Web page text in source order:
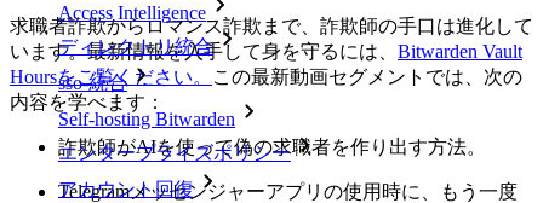
Access Intelligence
ディレクトリ統合
sso-統合
Self-hosting Bitwarden
エンタープライズポリシー
アカウント回復
求職者詐欺からロマンス詐欺まで、詐欺師の手口は進化して
います。最新情報を入手して身を守るには、 Bitwarden Vault
Hoursをご覧ください。
この最新動画セグメントでは、次の
内容を学べます：
詐欺師がAIを使って偽の求職者を作り出す方法。
Telegramメッセンジャーアプリの使用時に、もう一度